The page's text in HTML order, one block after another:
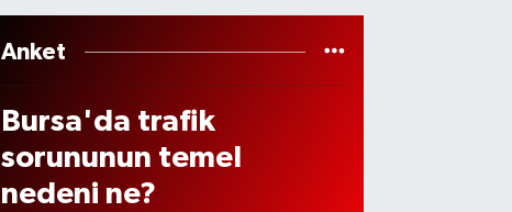
2026
Anket
Bursa'da trafik
sorununun temel
nedeni ne?